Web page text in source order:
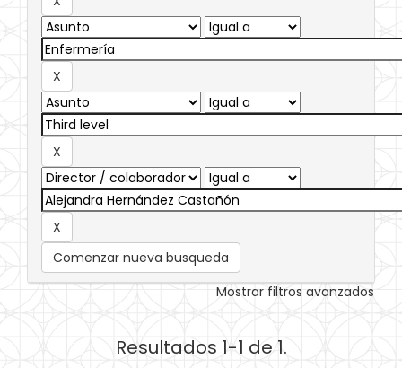
Comenzar nueva busqueda
Mostrar filtros avanzados
Resultados 1-1 de 1.